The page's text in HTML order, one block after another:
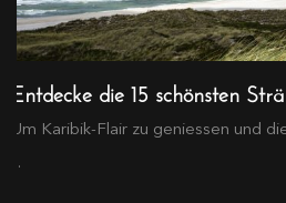
Entdecke die 15 schönsten
Um Karibik-Flair zu geniessen und
...